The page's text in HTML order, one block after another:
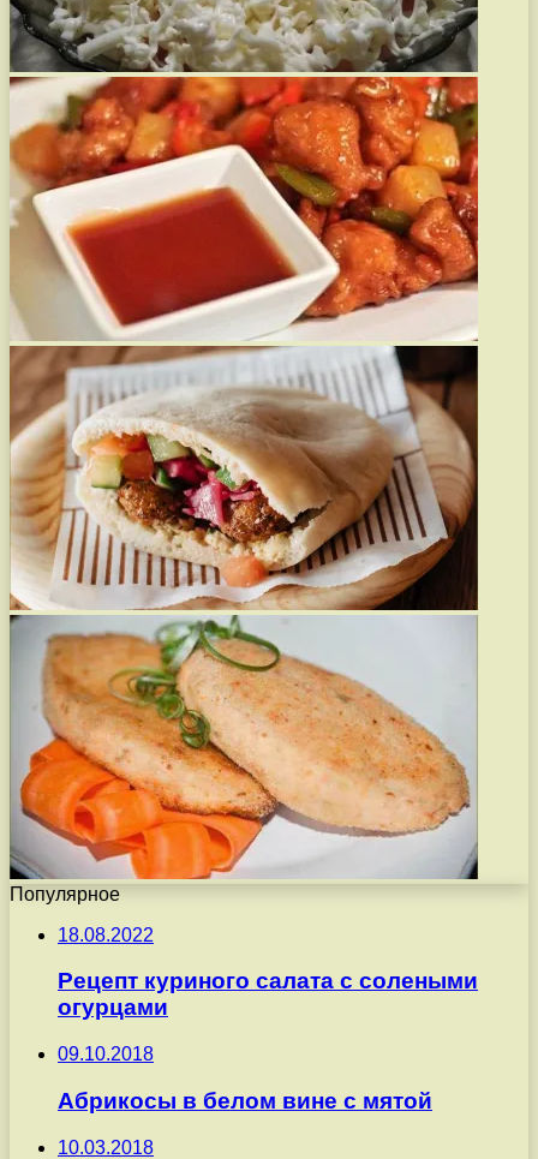
Популярное
18.08.2022
Рецепт куриного салата с солеными
огурцами
09.10.2018
Абрикосы в белом вине с мятой
10.03.2018